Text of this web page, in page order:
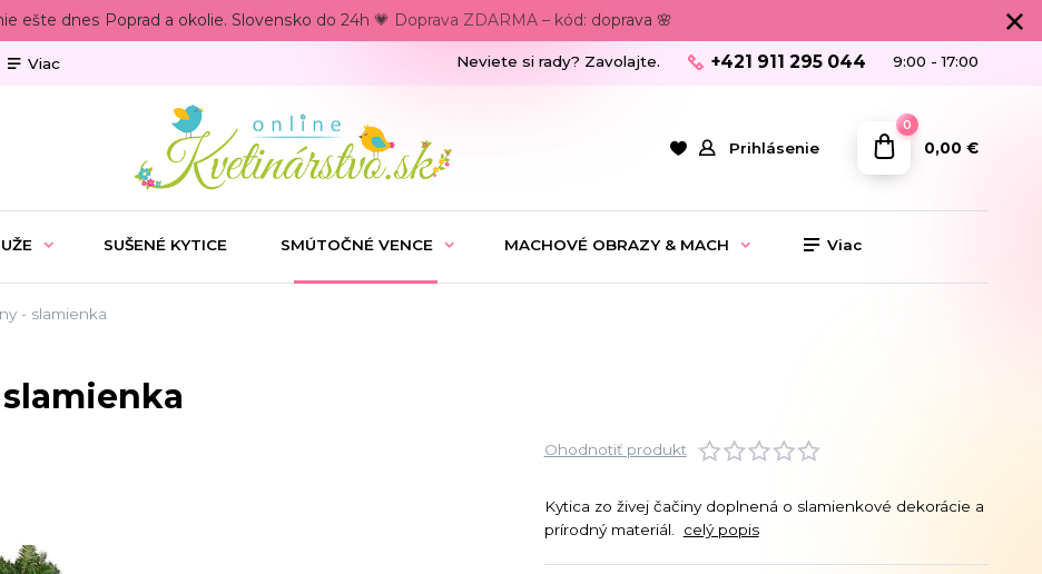
ešte dnes Poprad a okolie. Slovensko do 24h 💗 Doprava ZDARMA – kód: doprava 🌸
Viac
Prihlásenie
Neviete si rady? Zavolajte. +421 911 295 044 9:00 - 17:00
0
0,00 €
SUŠENÉ KYTICE SMÚTOČNÉ VENCE MACHOVÉ OBRAZY & MACH Viac
- slamienka
Ohodnotiť produkt
Kytica zo živej čačiny doplnená o slamienkové dekorácie a
prírodný materiál. celý popis